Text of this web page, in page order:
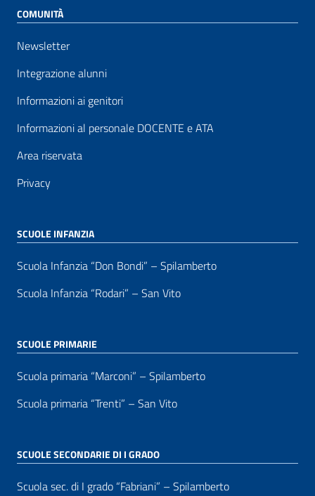
COMUNITÀ
Newsletter
Integrazione alunni
Informazioni ai genitori
Informazioni al personale DOCENTE e ATA
Area riservata
Privacy
SCUOLE INFANZIA
Scuola Infanzia “Don Bondi” – Spilamberto
Scuola Infanzia “Rodari” – San Vito
SCUOLE PRIMARIE
Scuola primaria “Marconi” – Spilamberto
Scuola primaria “Trenti” – San Vito
SCUOLE SECONDARIE DI I GRADO
Scuola sec. di I grado “Fabriani” – Spilamberto